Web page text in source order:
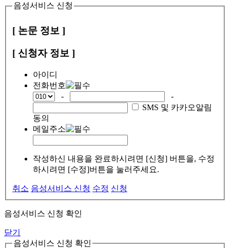
음성서비스 신청
[ 논문 정보 ]
[ 신청자 정보 ]
아이디
전화번호
-
-
SMS 및 카카오알림
동의
메일주소
작성하신 내용을 완료하시려면 [신청] 버튼을, 수정
하시려면 [수정]버튼을 눌러주세요.
취소 음성서비스 신청 수정 신청
음성서비스 신청 확인
닫기
음성서비스 신청 확인